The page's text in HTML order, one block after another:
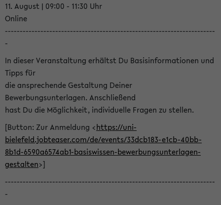
11. August | 09:00 - 11:30 Uhr
Online
-----------------------------------------------------------------------
-
In dieser Veranstaltung erhältst Du Basisinformationen und
Tipps für
die ansprechende Gestaltung Deiner
Bewerbungsunterlagen. Anschließend
hast Du die Möglichkeit, individuelle Fragen zu stellen.
[Button: Zur Anmeldung <https://uni-
bielefeld.jobteaser.com/de/events/33dcb183-e1cb-40bb-
8b1d-6590a6574ab1-basiswissen-bewerbungsunterlagen-
gestalten>]
-----------------------------------------------------------------------
-